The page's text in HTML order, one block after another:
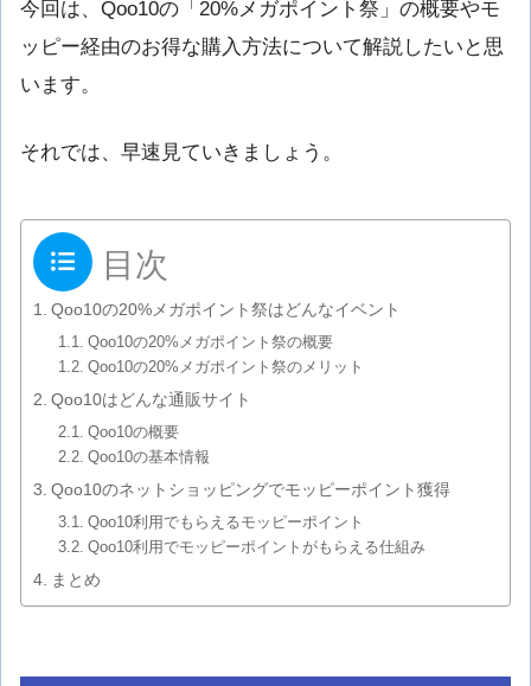
今回は、Qoo10の「20%メガポイント祭」の概要やモ
ッピー経由のお得な購入方法について解説したいと思
います。
それでは、早速見ていきましょう。
目次
Qoo10の20%メガポイント祭はどんなイベント
Qoo10の20%メガポイント祭の概要
Qoo10の20%メガポイント祭のメリット
Qoo10はどんな通販サイト
Qoo10の概要
Qoo10の基本情報
Qoo10のネットショッピングでモッピーポイント獲得
Qoo10利用でもらえるモッピーポイント
Qoo10利用でモッピーポイントがもらえる仕組み
まとめ